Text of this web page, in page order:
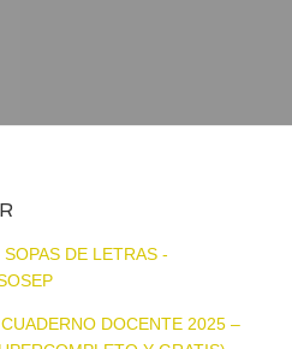
DE LETRAS -
DOCENTE 2025 –